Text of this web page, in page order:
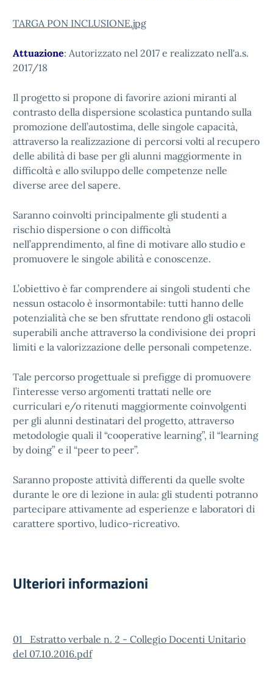
TARGA PON INCLUSIONE.jpg
Attuazione: Autorizzato nel 2017 e realizzato nell'a.s.
2017/18
Il progetto si propone di favorire azioni miranti al
contrasto della dispersione scolastica puntando sulla
promozione dell’autostima, delle singole capacità,
attraverso la realizzazione di percorsi volti al recupero
delle abilità di base per gli alunni maggiormente in
difficoltà e allo sviluppo delle competenze nelle
diverse aree del sapere.
Saranno coinvolti principalmente gli studenti a
rischio dispersione o con difficoltà
nell’apprendimento, al fine di motivare allo studio e
promuovere le singole abilità e conoscenze.
L’obiettivo è far comprendere ai singoli studenti che
nessun ostacolo è insormontabile: tutti hanno delle
potenzialità che se ben sfruttate rendono gli ostacoli
superabili anche attraverso la condivisione dei propri
limiti e la valorizzazione delle personali competenze.
Tale percorso progettuale si prefigge di promuovere
l’interesse verso argomenti trattati nelle ore
curriculari e/o ritenuti maggiormente coinvolgenti
per gli alunni destinatari del progetto, attraverso
metodologie quali il “cooperative learning”, il “learning
by doing” e il “peer to peer”.
Saranno proposte attività differenti da quelle svolte
durante le ore di lezione in aula: gli studenti potranno
partecipare attivamente ad esperienze e laboratori di
carattere sportivo, ludico-ricreativo.
Ulteriori informazioni
01_Estratto verbale n. 2 - Collegio Docenti Unitario
del 07.10.2016.pdf